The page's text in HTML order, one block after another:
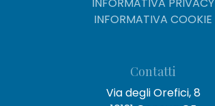
INFORMATIVA PRIVACY
INFORMATIVA COOKIE
Contatti
Via degli Orefici, 8